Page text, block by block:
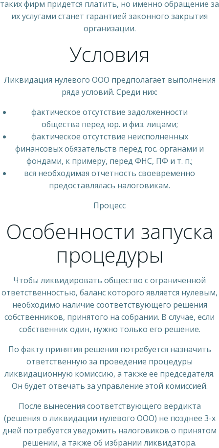
таких фирм придется платить, но именно обращение за
их услугами станет гарантией законного закрытия
организации.
Условия
Ликвидация нулевого ООО предполагает выполнения
ряда условий. Среди них:
фактическое отсутствие задолженности
общества перед юр. и физ. лицами;
фактическое отсутствие неисполненных
финансовых обязательств перед гос. органами и
фондами, к примеру, перед ФНС, ПФ и т. п.;
вся необходимая отчетность своевременно
предоставлялась налоговикам.
Процесс
Особенности запуска
процедуры
Чтобы ликвидировать общество с ограниченной
ответственностью, баланс которого является нулевым,
необходимо наличие соответствующего решения
собственников, принятого на собрании. В случае, если
собственник один, нужно только его решение.
По факту принятия решения потребуется назначить
ответственную за проведение процедуры
ликвидационную комиссию, а также ее председателя.
Он будет отвечать за управление этой комиссией.
После вынесения соответствующего вердикта
(решения о ликвидации нулевого ООО) не позднее 3-х
дней потребуется уведомить налоговиков о принятом
решении, а также об избрании ликвидатора.